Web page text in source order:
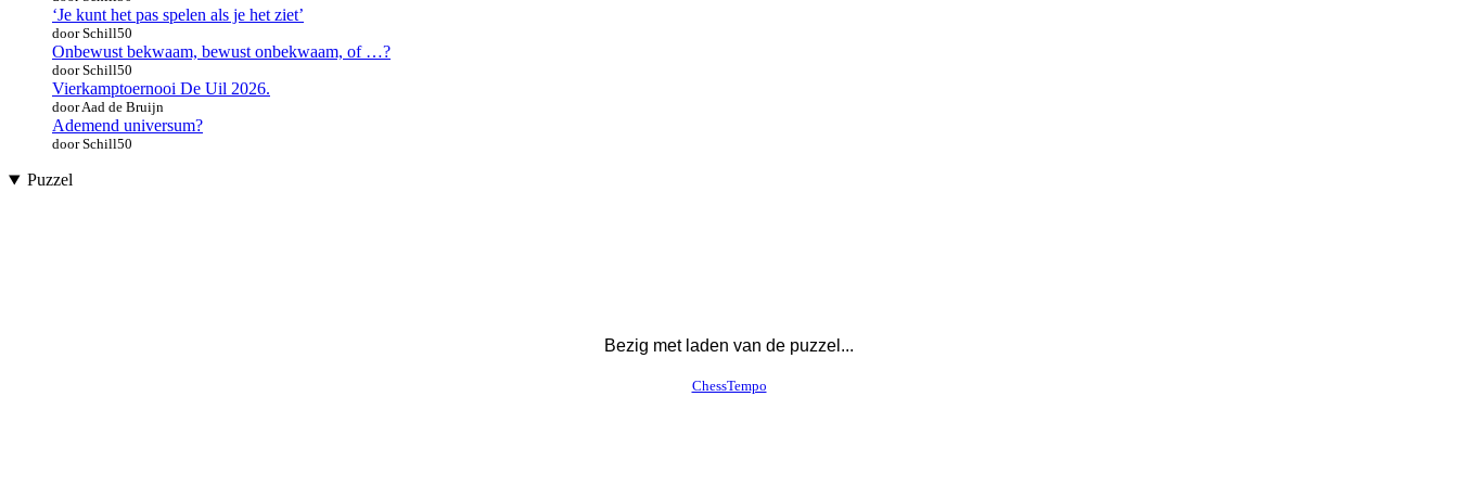
‘Je kunt het pas spelen als je het ziet’
door Schill50
Onbewust bekwaam, bewust onbekwaam, of …?
door Schill50
Vierkamptoernooi De Uil 2026.
door Aad de Bruijn
Ademend universum?
door Schill50
Puzzel